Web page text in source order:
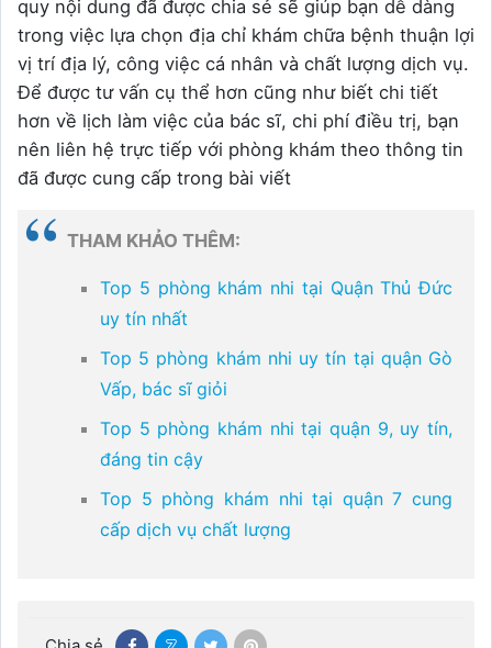
quy nội dung đã được chia sẻ sẽ giúp bạn dễ dàng
trong việc lựa chọn địa chỉ khám chữa bệnh thuận lợi
vị trí địa lý, công việc cá nhân và chất lượng dịch vụ.
Để được tư vấn cụ thể hơn cũng như biết chi tiết
hơn về lịch làm việc của bác sĩ, chi phí điều trị, bạn
nên liên hệ trực tiếp với phòng khám theo thông tin
đã được cung cấp trong bài viết
THAM KHẢO THÊM:
Top 5 phòng khám nhi tại Quận Thủ Đức
uy tín nhất
Top 5 phòng khám nhi uy tín tại quận Gò
Vấp, bác sĩ giỏi
Top 5 phòng khám nhi tại quận 9, uy tín,
đáng tin cậy
Top 5 phòng khám nhi tại quận 7 cung
cấp dịch vụ chất lượng